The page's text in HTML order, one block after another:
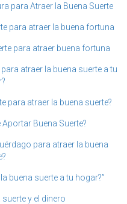
para Atraer la Buena Suerte
para atraer la buena fortuna
para atraer buena fortuna
atraer la buena suerte a tu
para atraer la buena suerte?
Buena Suerte?
para atraer la buena
buena suerte a tu hogar?”
y el dinero